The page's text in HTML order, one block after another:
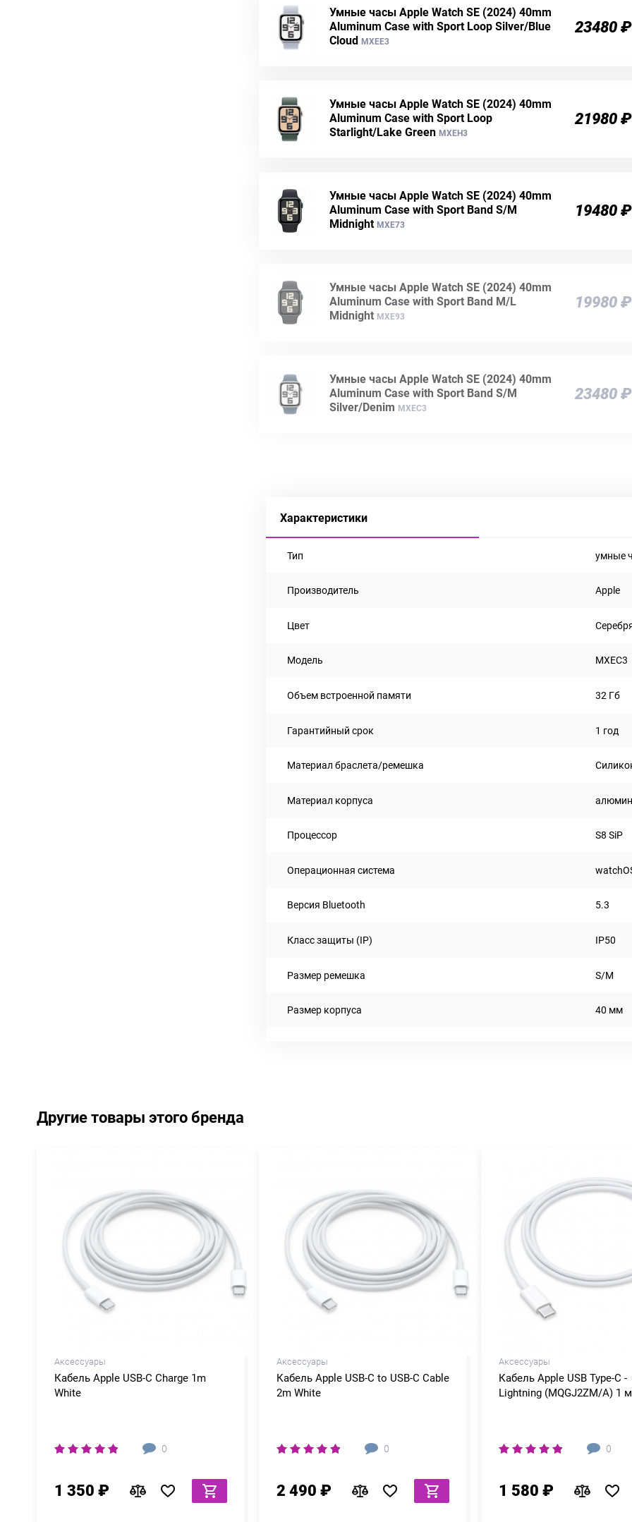
Умные часы Apple Watch SE (2024) 40mm
Aluminum Case with Sport Loop Silver/Blue
Cloud
MXEE3
23480 ₽
Умные часы Apple Watch SE (2024) 40mm
Aluminum Case with Sport Loop
Starlight/Lake Green MXEH3
21980 ₽
Умные часы Apple Watch SE (2024) 40mm
Aluminum Case with Sport Band S/M
Midnight MXE73
19480 ₽
Умные часы Apple Watch SE (2024) 40mm
Aluminum Case with Sport Band M/L
Midnight MXE93
19980 ₽
Умные часы Apple Watch SE (2024) 40mm
Aluminum Case with Sport Band S/M
Silver/Denim MXEC3
23480 ₽
Характеристики
Тип умные
Производитель Apple
Цвет
Модель MXEC3
Объем встроенной памяти 32 Гб
Гарантийный срок 1 год
Материал браслета/ремешка
Материал корпуса
Процессор S8 SiP
Операционная система
Версия Bluetooth 5.3
Класс защиты (IP) IP50
Размер ремешка S/M
Размер корпуса 40 мм
Другие товары этого бренда
Аксессуары
Кабель Apple USB-C Charge 1m
White
0
1 350 ₽
Аксессуары
Кабель Apple USB-C to USB-C Cable
2m White
0
2 490 ₽
Аксессуары
Кабель Apple USB Type-C -
Lightning (MQGJ2ZM/A) 1 м
0
1 580 ₽